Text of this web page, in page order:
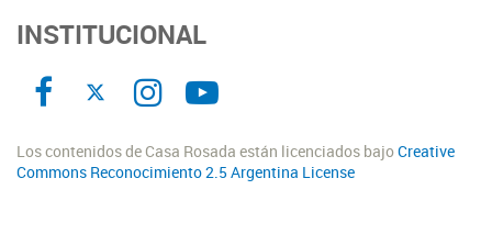
INSTITUCIONAL
Los contenidos de Casa Rosada están licenciados bajoCreative
Commons Reconocimiento 2.5 Argentina License